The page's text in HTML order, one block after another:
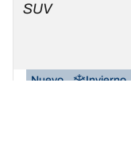
SUV
Nuevo Invierno